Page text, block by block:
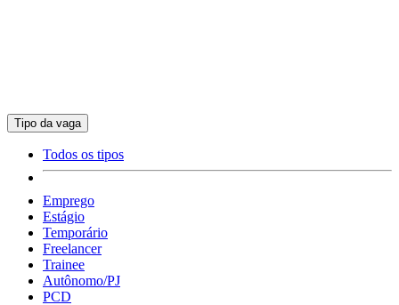
Tipo da vaga
Todos os tipos
Emprego
Estágio
Temporário
Freelancer
Trainee
Autônomo/PJ
PCD